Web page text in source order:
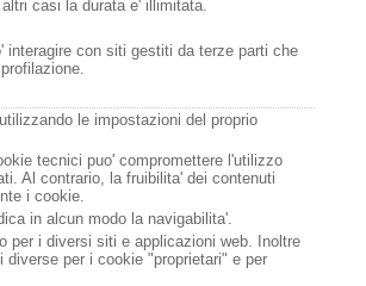
casi la durata e' illimitata.
con siti gestiti da terze parti che
le impostazioni del proprio
tecnici puo' compromettere l'utilizzo
Al contrario, la fruibilita' dei contenuti
i cookie.
in alcun modo la navigabilita'.
per i diversi siti e applicazioni web. Inoltre
per i cookie "proprietari" e per